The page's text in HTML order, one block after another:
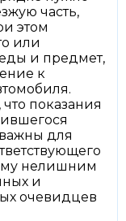
часть,
этом
или
и предмет,
к
показания
для
нелишним
и
очевидцев